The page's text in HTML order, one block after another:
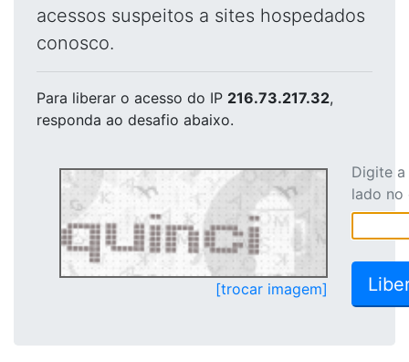
acessos suspeitos a sites hospedados
conosco.
Para liberar o acesso do IP 216.73.217.32,
responda ao desafio abaixo.
[trocar imagem]
Digite
lado no